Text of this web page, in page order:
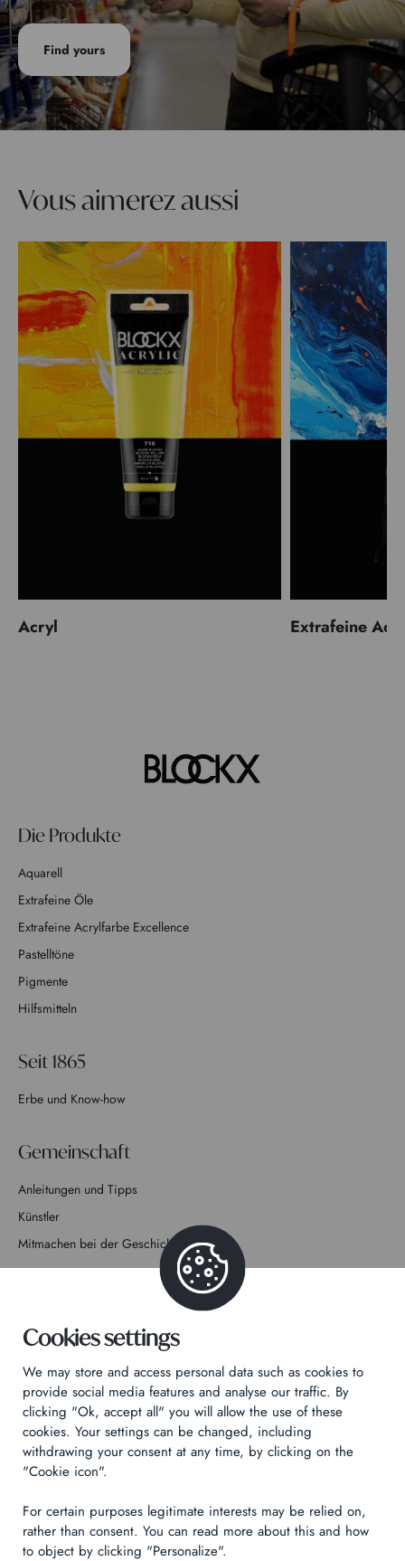
Find yours
Vous aimerez aussi
Acryl Extrafeine
Die Produkte
Aquarell
Extrafeine Öle
Extrafeine Acrylfarbe Excellence
Pastelltöne
Pigmente
Hilfsmitteln
Seit 1865
Erbe und Know-how
Gemeinschaft
Anleitungen und Tipps
Künstler
Mitmachen bei der Geschichte
Datenschutzrichtlinie
Rechtliche Hinweise
Technical & Legal informations
Cookies settings
We may store and access personal data such as cookies to
provide social media features and analyse our traffic. By
clicking "Ok, accept all" you will allow the use of these
cookies. Your settings can be changed, including
withdrawing your consent at any time, by clicking on the
"Cookie icon".
For certain purposes legitimate interests may be relied on,
rather than consent. You can read more about this and how
to object by clicking "Personalize".